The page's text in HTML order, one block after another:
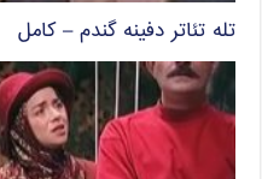
تله تئاتر دفینه گندم – کامل